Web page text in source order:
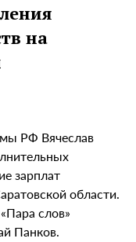
на
РФ Вячеслав
зарплат
области.
слов»
Панков.